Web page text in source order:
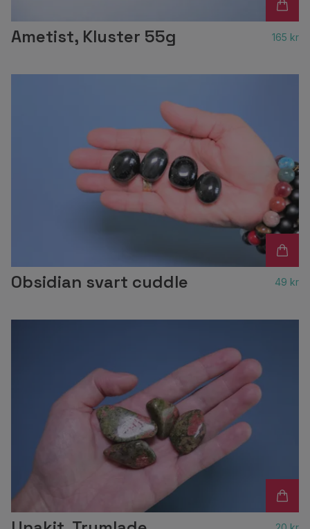
Ametist, Kluster 55g 165 kr
Obsidian svart cuddle 49 kr